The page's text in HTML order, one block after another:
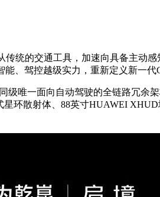
统的交通工具，加速向具备主动
、驾控越级实力，重新定义新一代
唯一面向自动驾驶的全链路冗余
环散射体、88英寸HUAWEI